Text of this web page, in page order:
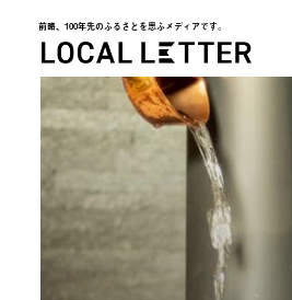
前略、100年先のふるさとを思ふメディアです。
LOCAL LETTER